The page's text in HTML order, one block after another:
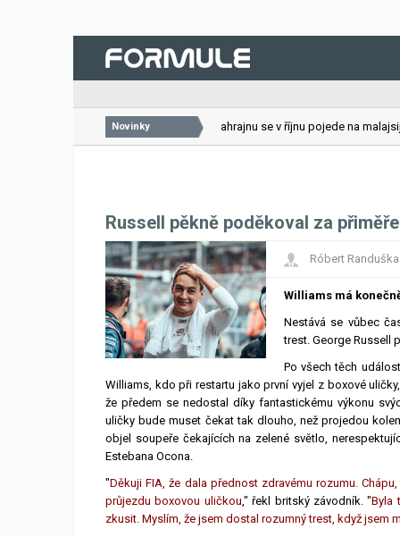
Novinky
26.07.2026 VC Bahrajnu se v říjnu pojede na
Russell pěkně poděkoval za
Róbert Randuška
Williams má
Nestává se vůbec
trest. George Russell
Po všech těch
Williams, kdo při restartu jako první vyjel z boxové
že předem se nedostal díky fantastickému výkonu
uličky bude muset čekat tak dlouho, než projedou
objel soupeře čekajících na zelené světlo,
Estebana Ocona.
"Děkuji FIA, že dala přednost zdravému rozumu.
průjezdu boxovou uličkou," řekl britský závodník. "Byla
zkusit. Myslím, že jsem dostal rozumný trest, když jsem